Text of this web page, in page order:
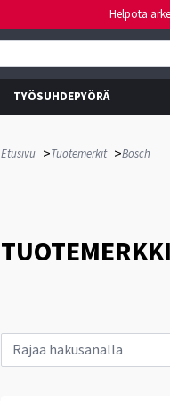
Helpota
TYÖSUHDEPYÖRÄ
Etusivu >Tuotemerkit >Bosch